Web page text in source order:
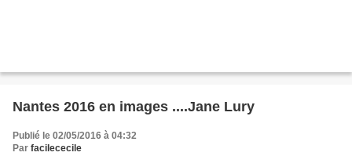
Nantes 2016 en images ....Jane Lury
Publié le 02/05/2016 à 04:32
Par facilececile